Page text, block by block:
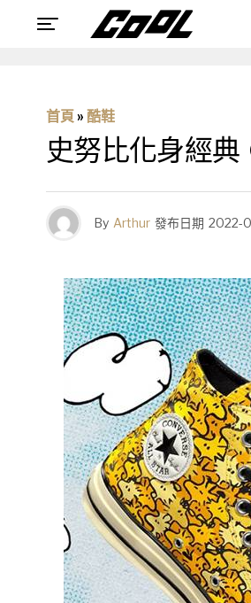
首頁 » 酷鞋
史努比化身經典
By Arthur 發布日期 2022-